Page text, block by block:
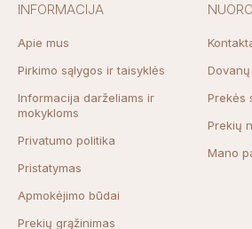
Prekės
Prekių
Mano
INFORMACIJA
Apie mus
Pirkimo sąlygos ir taisyklės
Informacija darželiams ir
mokykloms
Privatumo politika
Pristatymas
Apmokėjimo būdai
Prekių grąžinimas